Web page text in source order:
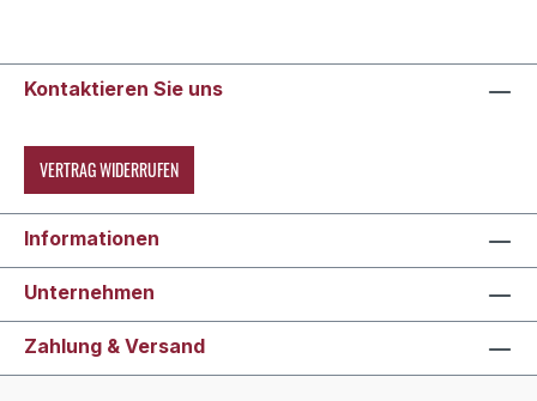
Kontaktieren Sie uns
VERTRAG WIDERRUFEN
Informationen
Unternehmen
Zahlung & Versand